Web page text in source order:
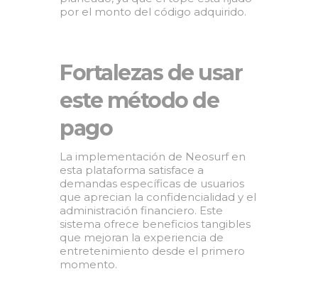
por el monto del código adquirido.
Fortalezas de usar
este método de
pago
La implementación de Neosurf en
esta plataforma satisface a
demandas específicas de usuarios
que aprecian la confidencialidad y el
administración financiero. Este
sistema ofrece beneficios tangibles
que mejoran la experiencia de
entretenimiento desde el primero
momento.